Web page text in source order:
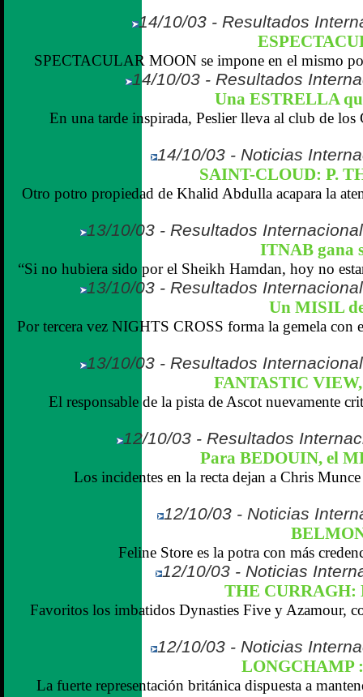
14/10/03 - Resultados
SPECTACULAR MOON se impone en el mismo
14/10/03 - Resultados
Una ESTRELLA
En una tarde inspirada, Peslier lleva al club de
14/10/03 - Noticias
SAINT-CLOUD: P.
Otro potro propiedad de Khalid Abdulla acapara la
13/10/03 - Resultados
ITNAB gana
“Si no hubiera sido por el Sheikh Hamdan, hoy no
13/10/03 - Resultados
Un MISIL
Por tercera vez NIGHTS CROSS forma la gemela con
13/10/03 - Resultados
FANTASTIC
El responsable de la pista de Ascot nuevamente
12/10/03 - Resultados
Para BEDOUIN, el
Los incidentes en la recta dejan a Chris
12/10/03 - Noticias
Feline Store es la potra con más
12/10/03 - Noticias
THE CURRAGH:
Favoritos los imbatidos Dynasties Five y Azamour,
12/10/03 - Noticias
LONGCHAMP
La fuerte representación británica dispuesta a